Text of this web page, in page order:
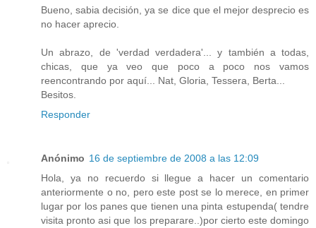
Bueno, sabia decisión, ya se dice que el mejor desprecio es
no hacer aprecio.
Un abrazo, de 'verdad verdadera'... y también a todas,
chicas, que ya veo que poco a poco nos vamos
reencontrando por aquí... Nat, Gloria, Tessera, Berta...
Besitos.
Responder
Anónimo 16 de septiembre de 2008 a las 12:09
Hola, ya no recuerdo si llegue a hacer un comentario
anteriormente o no, pero este post se lo merece, en primer
lugar por los panes que tienen una pinta estupenda( tendre
visita pronto asi que los preparare..)por cierto este domingo